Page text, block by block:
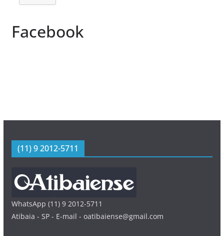
Facebook
(11) 9 2012-5711
WhatsApp (11) 9 2012-5711
Atibaia - SP - E-mail - oatibaiense@gmail.com